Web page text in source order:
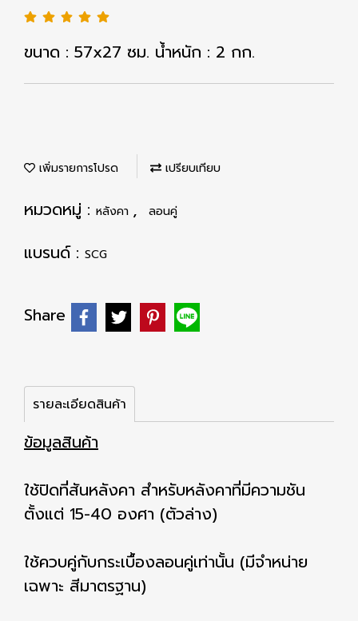
ขนาด : 57x27 ซม. น้ำหนัก : 2 กก.
เพิ่มรายการโปรด เปรียบเทียบ
หมวดหมู่ : หลังคา , ลอนคู่
แบรนด์ : SCG
Share
รายละเอียดสินค้า
ข้อมูลสินค้า
ใช้ปิดที่สันหลังคา สำหรับหลังคาที่มีความชัน
ตั้งแต่ 15-40 องศา (ตัวล่าง)
ใช้ควบคู่กับกระเบื้องลอนคู่เท่านั้น (มีจำหน่าย
เฉพาะ สีมาตรฐาน)